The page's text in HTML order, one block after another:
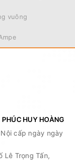
vuông
HUY HOÀNG
cấp ngày ngày
Lê Trọng Tấn,